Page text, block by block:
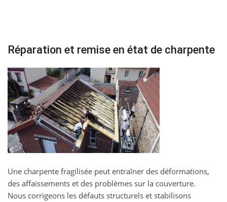
Réparation et remise en état de charpente
Une charpente fragilisée peut entraîner des déformations,
des affaissements et des problèmes sur la couverture.
Nous corrigeons les défauts structurels et stabilisons